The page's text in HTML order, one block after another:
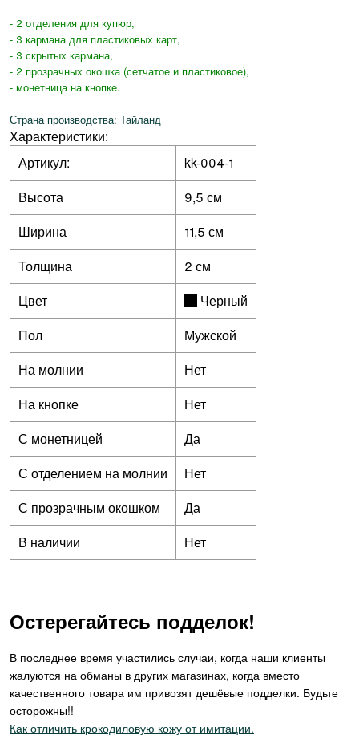
- 2 отделения для купюр,
- 3 кармана для пластиковых карт,
- 3 скрытых кармана,
- 2 прозрачных окошка (сетчатое и пластиковое),
- монетница на кнопке.
Страна производства: Тайланд
Характеристики:
Артикул:
kk-004-1
Высота
9,5 см
Ширина
11,5 см
Толщина
2 см
Цвет
Черный
Пол
Мужской
На молнии
Нет
На кнопке
Нет
С монетницей
Да
С отделением на молнии
Нет
С прозрачным окошком
Да
В наличии
Нет
Остерегайтесь подделок!
В последнее время участились случаи, когда наши клиенты
жалуются на обманы в других магазинах, когда вместо
качественного товара им привозят дешёвые подделки. Будьте
осторожны!!
Как отличить крокодиловую кожу от имитации.